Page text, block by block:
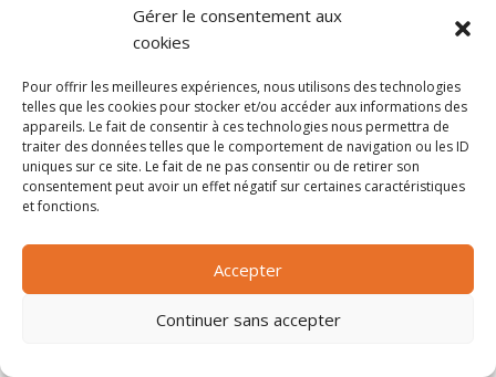
Gérer le consentement aux
cookies
Pour offrir les meilleures expériences, nous utilisons des technologies
telles que les cookies pour stocker et/ou accéder aux informations des
appareils. Le fait de consentir à ces technologies nous permettra de
traiter des données telles que le comportement de navigation ou les ID
uniques sur ce site. Le fait de ne pas consentir ou de retirer son
consentement peut avoir un effet négatif sur certaines caractéristiques
et fonctions.
Accepter
Continuer sans accepter
Pharmaceutique, médicaments
Pharmacie et vente d'articles médicaux
Photos
Piscine